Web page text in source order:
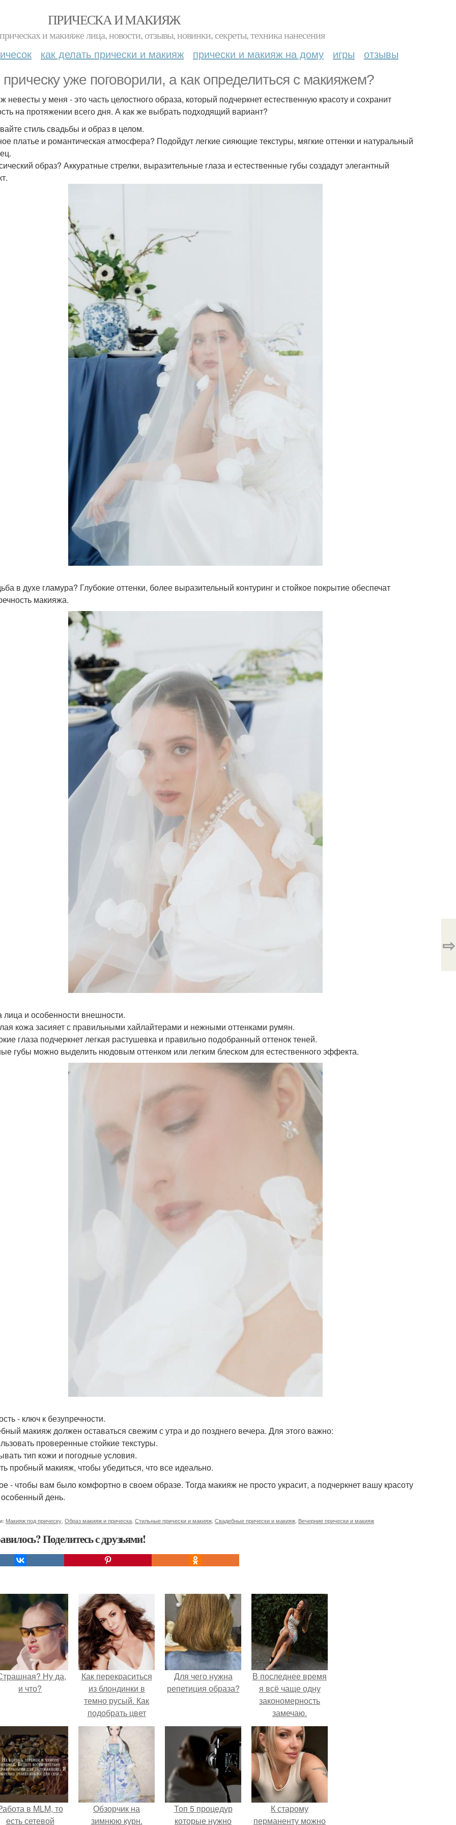
ПРИЧЕСКА И МАКИЯЖ
и макияже лица, новости, отзывы, новинки, секреты, техника нанесения
как делать прически и макияж прически и макияж на дому игры отзывы
уже поговорили, а как определиться с макияжем?
невесты у меня - это часть целостного образа, который подчеркнет естественную красоту и сохранит
на протяжении всего дня. А как же выбрать подходящий вариант?
стиль свадьбы и образ в целом.
платье и романтическая атмосфера? Подойдут легкие сияющие текстуры, мягкие оттенки и натуральный
образ? Аккуратные стрелки, выразительные глаза и естественные губы создадут элегантный
в духе гламура? Глубокие оттенки, более выразительный контуринг и стойкое покрытие обеспечат
макияжа.
и особенности внешности.
кожа засияет с правильными хайлайтерами и нежными оттенками румян.
глаза подчеркнет легкая растушевка и правильно подобранный оттенок теней.
губы можно выделить нюдовым оттенком или легким блеском для естественного эффекта.
- ключ к безупречности.
макияж должен оставаться свежим с утра и до позднего вечера. Для этого важно:
проверенные стойкие текстуры.
тип кожи и погодные условия.
пробный макияж, чтобы убедиться, что все идеально.
- чтобы вам было комфортно в своем образе. Тогда макияж не просто украсит, а подчеркнет вашу красоту
особенный день.
Макияж под прическу Образ макияж и прическа Стильные прически и макияж Свадебные прически и макияж Вечерние прически и макияж
Поделитесь с друзьями!
⇨
Ну да,
и что?
Как перекраситься
из блондинки в
темно русый. Как
подобрать цвет
волос после
осветления
Для чего нужна
репетиция образа?
В последнее время
я всё чаще одну
закономерность
замечаю.
в MLM, то
есть сетевой
Обзорчик на
зимнюю курн.
Топ 5 процедур
которые нужно
К старому
перманенту можно